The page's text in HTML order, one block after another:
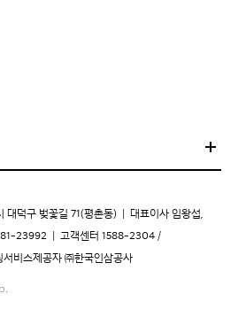
대덕구 벚꽃길 71(평촌동) 대표이사 임왕섭,
81-23992 고객센터 1588-2304 /
서비스제공자 ㈜한국인삼공사